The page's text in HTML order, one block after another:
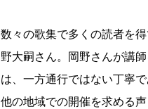
数々の歌集で多くの読者を
野大嗣さん。岡野さんが講
は、一方通行ではない丁寧
他の地域での開催を求める